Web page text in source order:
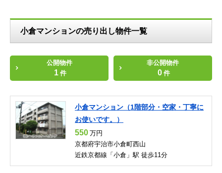
小倉マンションの売り出し物件一覧
公開物件
1 件
非公開物件
0 件
小倉マンション（1階部分・空家・丁寧に
お使いです。）
550 万円
京都府宇治市小倉町西山
近鉄京都線「小倉」駅 徒歩11分